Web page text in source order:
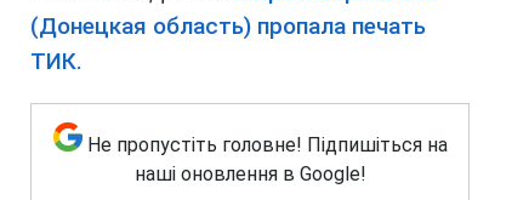
(Донецкая область) пропала печать
ТИК.
Не пропустіть головне! Підпишіться на
наші оновлення в Google!